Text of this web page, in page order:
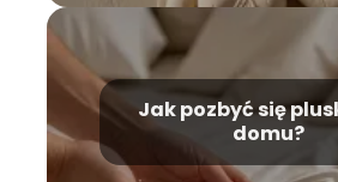
Jak pozbyć się
domu?